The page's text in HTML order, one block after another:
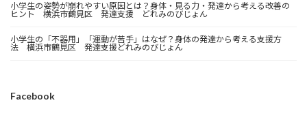
小学生の姿勢が崩れやすい原因とは？身体・見る力・発達から考える改善の
ヒント 横浜市鶴見区 発達支援 どれみのびじょん
小学生の「不器用」「運動が苦手」はなぜ？身体の発達から考える支援方
法 横浜市鶴見区 発達支援どれみのびじょん
Facebook